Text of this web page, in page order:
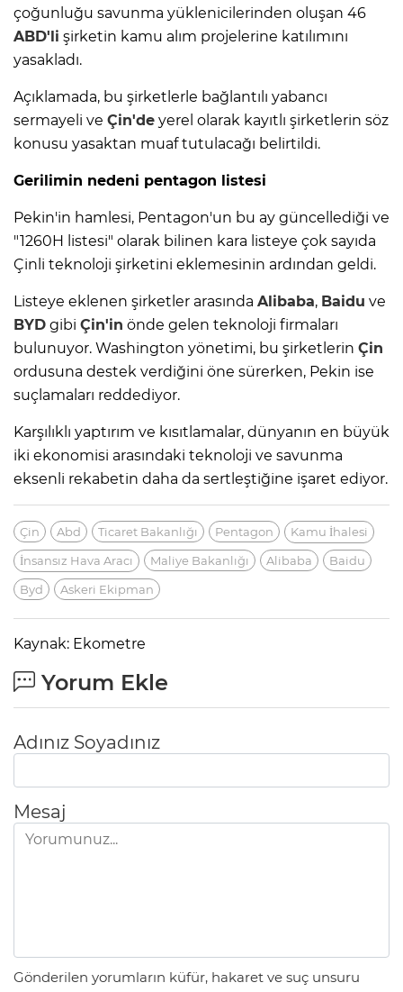
çoğunluğu savunma yüklenicilerinden oluşan 46
ABD'li şirketin kamu alım projelerine katılımını
yasakladı.
Açıklamada, bu şirketlerle bağlantılı yabancı
sermayeli ve Çin'de yerel olarak kayıtlı şirketlerin söz
konusu yasaktan muaf tutulacağı belirtildi.
Gerilimin nedeni pentagon listesi
Pekin'in hamlesi, Pentagon'un bu ay güncellediği ve
"1260H listesi" olarak bilinen kara listeye çok sayıda
Çinli teknoloji şirketini eklemesinin ardından geldi.
Listeye eklenen şirketler arasında Alibaba, Baidu ve
BYD gibi Çin'in önde gelen teknoloji firmaları
bulunuyor. Washington yönetimi, bu şirketlerin Çin
ordusuna destek verdiğini öne sürerken, Pekin ise
suçlamaları reddediyor.
Karşılıklı yaptırım ve kısıtlamalar, dünyanın en büyük
iki ekonomisi arasındaki teknoloji ve savunma
eksenli rekabetin daha da sertleştiğine işaret ediyor.
Çin Abd Ticaret Bakanlığı Pentagon
Kamu İhalesi
İnsansız Hava Aracı
Maliye Bakanlığı Alibaba
Baidu
Byd
Askeri Ekipman
Kaynak: Ekometre
Yorum Ekle
Adınız Soyadınız
Mesaj
Gönderilen yorumların küfür, hakaret ve suç unsuru